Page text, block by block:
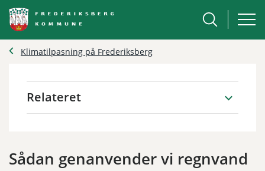
Klimatilpasning på Frederiksberg
Relateret
Sådan genanvender vi regnvand